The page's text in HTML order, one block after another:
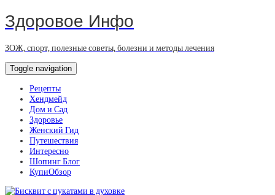
Здоровое Инфо
ЗОЖ, спорт, полезные советы, болезни и методы лечения
Toggle navigation
Рецепты
Хендмейд
Дом и Сад
Здоровье
Женский Гид
Путешествия
Интересно
Шопинг Блог
КупиОбзор